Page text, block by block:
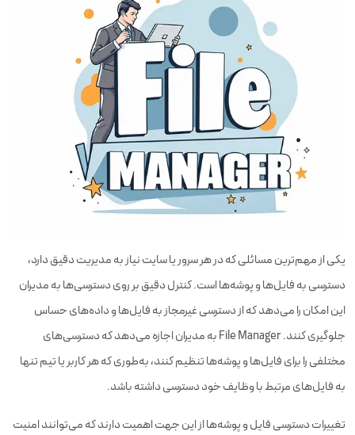
یکی از مهم‌ترین مسائلی که در هر سرور یا سایت نیاز به مدیریت دقیق دارد،
دسترسی به فایل‌ها و پوشه‌ها است. کنترل دقیق بر روی دسترسی‌ها به مدیران
این امکان را می‌دهد که از دسترسی غیرمجاز به فایل‌ها و داده‌های حساس
جلوگیری کنند. File Manager به مدیران اجازه می‌دهد که دسترسی‌های
مختلفی را برای فایل‌ها و پوشه‌ها تنظیم کنند، به‌طوری که هر کاربر یا تیم تنها
به فایل‌های مرتبط با وظایف خود دسترسی داشته باشد.
تغییرات دسترسی فایل و پوشه‌ها از این جهت اهمیت دارند که می‌توانند امنیت